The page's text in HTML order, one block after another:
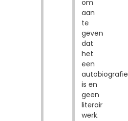
om
aan
te
geven
dat
het
een
autobiografie
is en
geen
literair
werk.